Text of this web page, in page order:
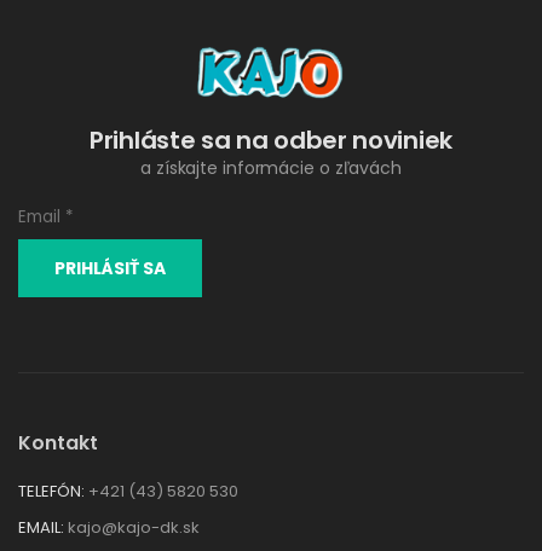
Prihláste sa na odber noviniek
a získajte informácie o zľavách
Kontakt
TELEFÓN: +421 (43) 5820 530
EMAIL: kajo@kajo-dk.sk